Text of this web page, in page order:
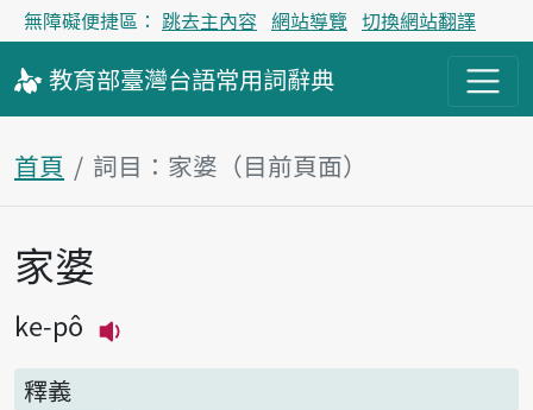
無障礙便捷區： 跳去主內容 網站導覽 切換網站翻譯
教育部臺灣台語常用詞辭典
首頁 詞目：家婆（目前頁面）
主內容區塊
家婆
ke-pô
釋義